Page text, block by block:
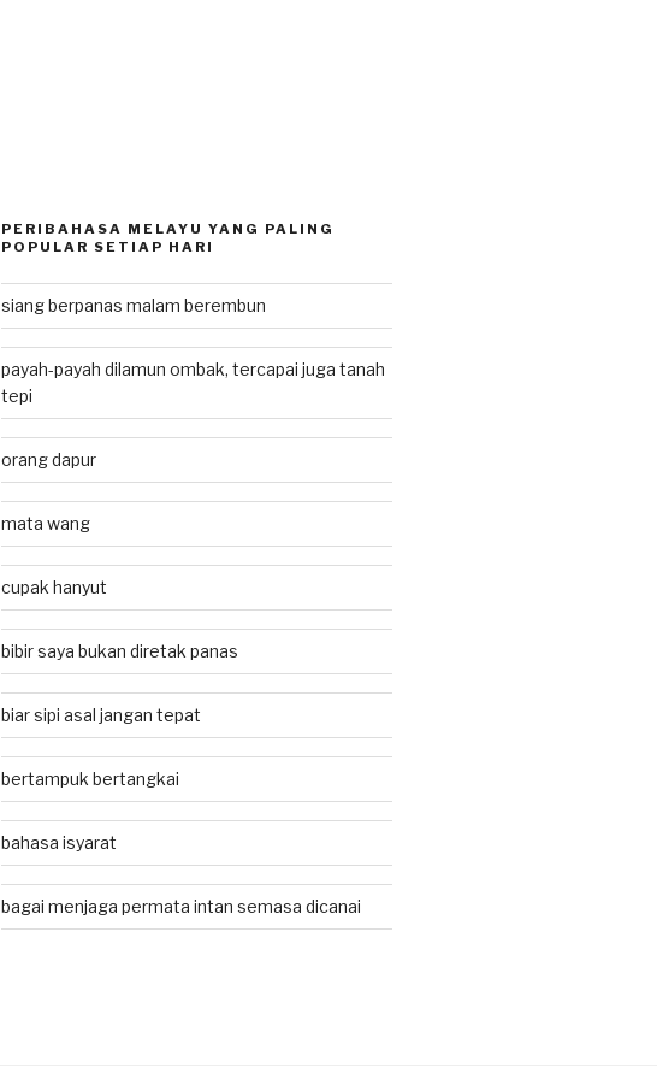
PERIBAHASA MELAYU YANG PALING
POPULAR SETIAP HARI
siang berpanas malam berembun
payah-payah dilamun ombak, tercapai juga tanah
tepi
orang dapur
mata wang
cupak hanyut
bibir saya bukan diretak panas
biar sipi asal jangan tepat
bertampuk bertangkai
bahasa isyarat
bagai menjaga permata intan semasa dicanai